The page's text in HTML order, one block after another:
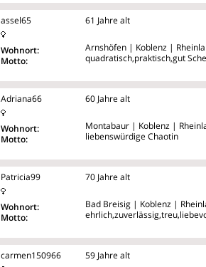
assel65
Wohnort:
Motto:
61 Jahre alt
Arnshöfen | Koblenz |
quadratisch,praktisch,gut
Adriana66
Wohnort:
Motto:
60 Jahre alt
Montabaur | Koblenz |
liebenswürdige Chaotin
Patricia99
Wohnort:
Motto:
70 Jahre alt
Bad Breisig | Koblenz |
carmen150966 59 Jahre alt